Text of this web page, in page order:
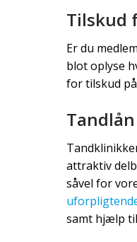
Tilskud
Er du
blot oplyse
for tilskud på
Tandlån
attraktiv
såvel for
samt hjælp